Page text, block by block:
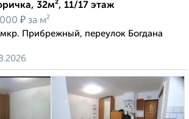
32м², 11/17 этаж
₽ за м²
Прибрежный, переулок Богдана